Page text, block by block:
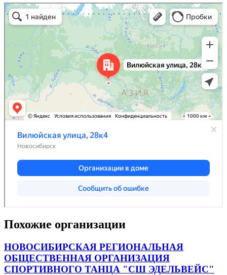
Похожие организации
НОВОСИБИРСКАЯ РЕГИОНАЛЬНАЯ
ОБЩЕСТВЕННАЯ ОРГАНИЗАЦИЯ
СПОРТИВНОГО ТАНЦА "СШ ЭДЕЛЬВЕЙС"